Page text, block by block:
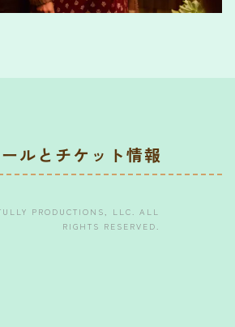
ルとチケット情報
PRODUCTIONS, LLC. ALL
RIGHTS RESERVED.